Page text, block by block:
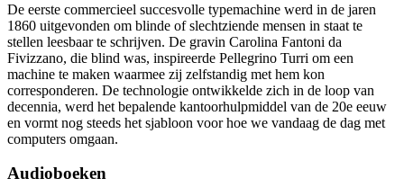
De eerste commercieel succesvolle typemachine werd in de jaren
1860 uitgevonden om blinde of slechtziende mensen in staat te
stellen leesbaar te schrijven. De gravin Carolina Fantoni da
Fivizzano, die blind was, inspireerde Pellegrino Turri om een
machine te maken waarmee zij zelfstandig met hem kon
corresponderen. De technologie ontwikkelde zich in de loop van
decennia, werd het bepalende kantoorhulpmiddel van de 20e eeuw
en vormt nog steeds het sjabloon voor hoe we vandaag de dag met
computers omgaan.
Audioboeken